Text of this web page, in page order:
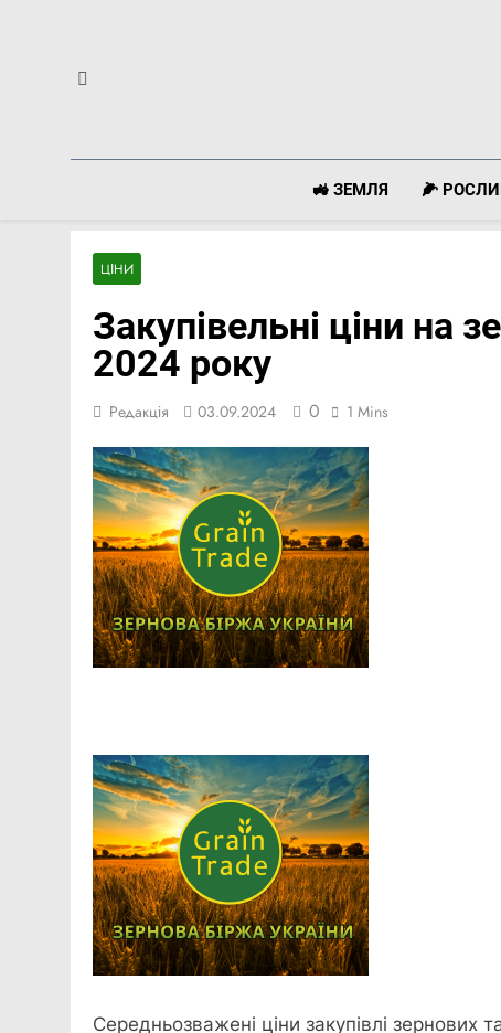
🚜 ЗЕМЛЯ 🌽
ЦІНИ
Закупівельні ціни на
2024 року
Редакція 03.09.2024 0 1 Mins
Link
Середньозважені ціни закупівлі зернових